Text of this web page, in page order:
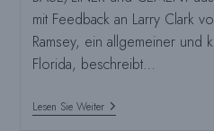
mit Feedback an Larry Clark
Ramsey, ein allgemeiner und
Florida, beschreibt…
Lesen Sie WeiterDr.
Ramsey